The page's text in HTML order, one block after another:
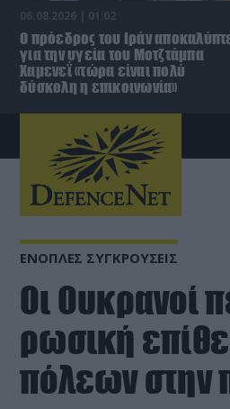
06.08.2026 | 01:02
Ο πρόεδρος του Ιράν
για την υγεία του Μοτζτάμπα
Χαμενεΐ «τώρα είναι πολύ
δύσκολη η επικοινωνία»
ΕΝΟΠΛΕΣ ΣΥΓΚΡΟΥΣΕΙΣ
Οι Ουκρανοί
ρωσική
πόλεων στην